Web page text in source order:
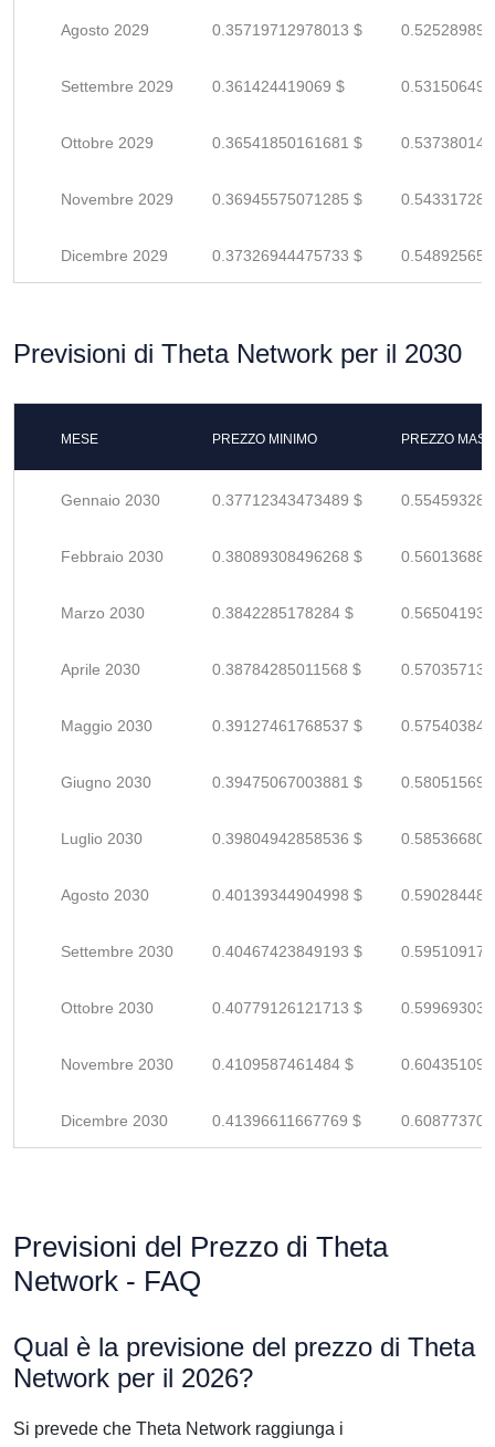
Agosto 2029 0.35719712978013 $
Settembre 2029 0.361424419069 $
Ottobre 2029 0.36541850161681 $
Novembre 2029 0.36945575071285 $
Dicembre 2029 0.37326944475733 $
Previsioni di Theta Network per il 2030
MESE PREZZO MINIMO PREZZO
Gennaio 2030 0.37712343473489 $
Febbraio 2030 0.38089308496268 $
Marzo 2030 0.3842285178284 $
Aprile 2030 0.38784285011568 $
Maggio 2030 0.39127461768537 $
Giugno 2030 0.39475067003881 $
Luglio 2030 0.39804942858536 $
Agosto 2030 0.40139344904998 $
Settembre 2030 0.40467423849193 $
Ottobre 2030 0.40779126121713 $
Novembre 2030 0.4109587461484 $
Dicembre 2030 0.41396611667769 $
Previsioni del Prezzo di Theta
Network - FAQ
Qual è la previsione del prezzo di Theta
Network per il 2026?
Si prevede che Theta Network raggiunga i